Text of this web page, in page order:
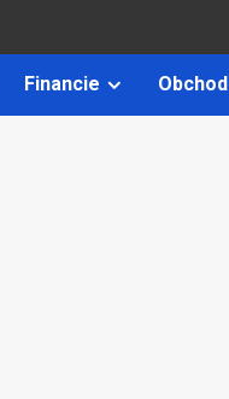
Financie Obchod